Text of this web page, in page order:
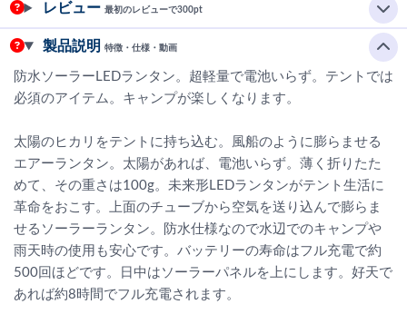
レビュー 最初のレビューで300pt
製品説明 特徴・仕様・動画
防水ソーラーLEDランタン。超軽量で電池いらず。テントでは
必須のアイテム。キャンプが楽しくなります。
太陽のヒカリをテントに持ち込む。風船のように膨らませる
エアーランタン。太陽があれば、電池いらず。薄く折りたた
めて、その重さは100g。未来形LEDランタンがテント生活に
革命をおこす。上面のチューブから空気を送り込んで膨らま
せるソーラーランタン。防水仕様なので水辺でのキャンプや
雨天時の使用も安心です。バッテリーの寿命はフル充電で約
500回ほどです。日中はソーラーパネルを上にします。好天で
あれば約8時間でフル充電されます。